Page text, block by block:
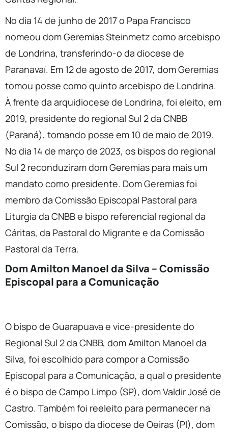
No dia 14 de junho de 2017 o Papa Francisco
nomeou dom Geremias Steinmetz como arcebispo
de Londrina, transferindo-o da diocese de
Paranavaí. Em 12 de agosto de 2017, dom Geremias
tomou posse como quinto arcebispo de Londrina.
À frente da arquidiocese de Londrina, foi eleito, em
2019, presidente do regional Sul 2 da CNBB
(Paraná), tomando posse em 10 de maio de 2019.
No dia 14 de março de 2023, os bispos do regional
Sul 2 reconduziram dom Geremias para mais um
mandato como presidente. Dom Geremias foi
membro da Comissão Episcopal Pastoral para
Liturgia da CNBB e bispo referencial regional da
Cáritas, da Pastoral do Migrante e da Comissão
Pastoral da Terra.
Dom Amilton Manoel da Silva – Comissão
Episcopal para a Comunicação
O bispo de Guarapuava e vice-presidente do
Regional Sul 2 da CNBB, dom Amilton Manoel da
Silva, foi escolhido para compor a Comissão
Episcopal para a Comunicação, a qual o presidente
é o bispo de Campo Limpo (SP), dom Valdir José de
Castro. Também foi reeleito para permanecer na
Comissão, o bispo da diocese de Oeiras (PI), dom